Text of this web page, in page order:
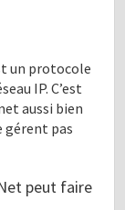
un protocole
IP. C’est
aussi bien
gérent pas
peut faire